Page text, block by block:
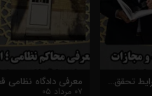
دعوی الزام به فک رهن چیست؟ شرایط، مرجع صالح و نقش وکیل